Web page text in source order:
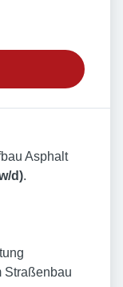
Asphalt
d).
Straßenbau